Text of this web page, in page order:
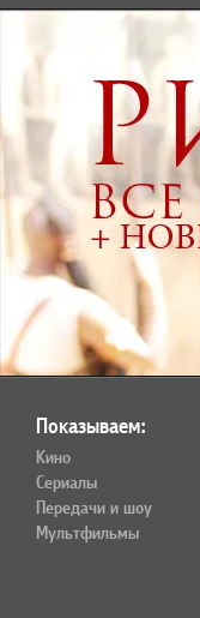
Показываем:
Кино
Сериалы
Передачи и шоу
Мультфильмы